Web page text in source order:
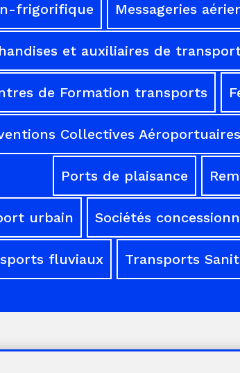
frigorifique Messageries
et auxiliaires de
de Formation transports
Collectives Aéroportuaires
Ports de plaisance
urbain Sociétés
fluviaux Transports